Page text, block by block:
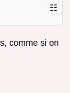
☷
comme si on